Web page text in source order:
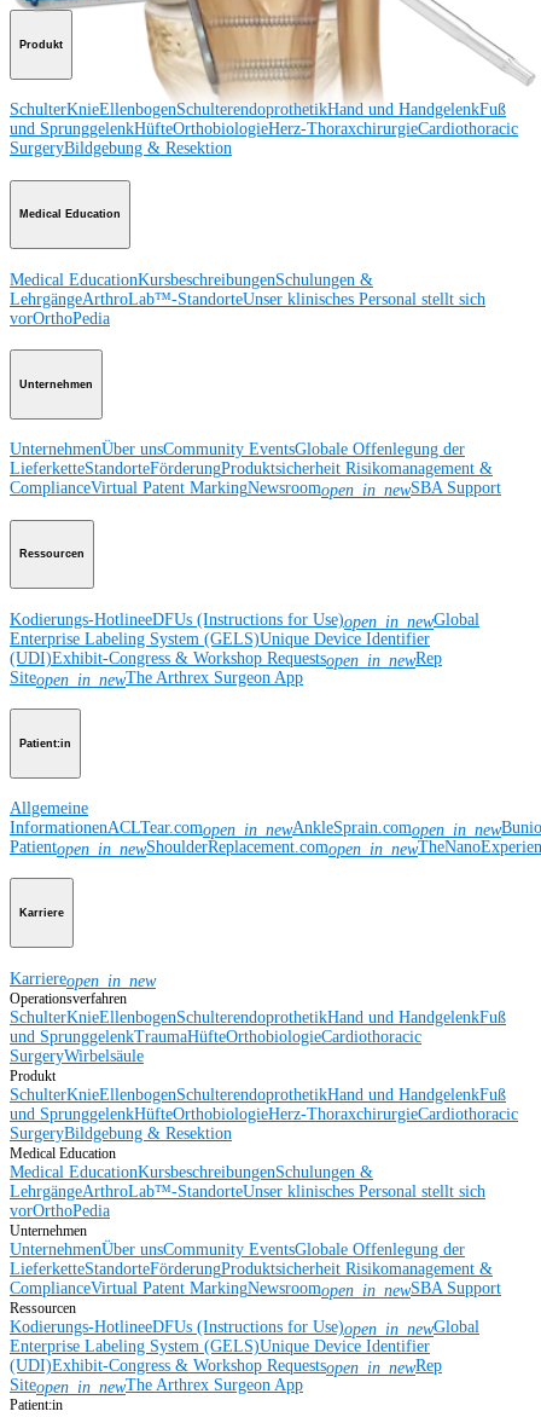
Produkt
SchulterKnieEllenbogenSchulterendoprothetikHand und HandgelenkFuß
und SprunggelenkHüfteOrthobiologieHerz-ThoraxchirurgieCardiothoracic
SurgeryBildgebung & Resektion
Medical Education
Medical EducationKursbeschreibungenSchulungen &
LehrgängeArthroLab™-StandorteUnser klinisches Personal stellt sich
vorOrthoPedia
Unternehmen
UnternehmenÜber unsCommunity EventsGlobale Offenlegung der
LieferketteStandorteFörderungProduktsicherheit Risikomanagement &
ComplianceVirtual Patent MarkingNewsroomopen_in_newSBA Support
Ressourcen
Kodierungs-HotlineeDFUs (Instructions for Use)open_in_newGlobal
Enterprise Labeling System (GELS)Unique Device Identifier
(UDI)Exhibit-Congress & Workshop Requestsopen_in_newRep
Siteopen_in_newThe Arthrex Surgeon App
Patient:in
Allgemeine
InformationenACLTear.comopen_in_newAnkleSprain.comopen_in_new
Patientopen_in_newShoulderReplacement.comopen_in_new
Karriere
Karriereopen_in_new
Operationsverfahren
SchulterKnieEllenbogenSchulterendoprothetikHand und HandgelenkFuß
und SprunggelenkTraumaHüfteOrthobiologieCardiothoracic
SurgeryWirbelsäule
Produkt
SchulterKnieEllenbogenSchulterendoprothetikHand und HandgelenkFuß
und SprunggelenkHüfteOrthobiologieHerz-ThoraxchirurgieCardiothoracic
SurgeryBildgebung & Resektion
Medical Education
Medical EducationKursbeschreibungenSchulungen &
LehrgängeArthroLab™-StandorteUnser klinisches Personal stellt sich
vorOrthoPedia
Unternehmen
UnternehmenÜber unsCommunity EventsGlobale Offenlegung der
LieferketteStandorteFörderungProduktsicherheit Risikomanagement &
ComplianceVirtual Patent MarkingNewsroomopen_in_newSBA Support
Ressourcen
Kodierungs-HotlineeDFUs (Instructions for Use)open_in_newGlobal
Enterprise Labeling System (GELS)Unique Device Identifier
(UDI)Exhibit-Congress & Workshop Requestsopen_in_newRep
Siteopen_in_newThe Arthrex Surgeon App
Patient:in